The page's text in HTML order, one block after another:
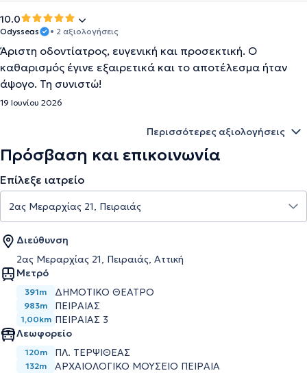
10.0
Odysseas • 2 αξιολογήσεις
Άριστη οδοντίατρος, ευγενική και προσεκτική. Ο
καθαρισμός έγινε εξαιρετικά και το αποτέλεσμα ήταν
άψογο. Τη συνιστώ!
19 Ιουνίου 2026
Περισσότερες αξιολογήσεις
Πρόσβαση και επικοινωνία
Επίλεξε ιατρείο
Διεύθυνση
2ας Μεραρχίας 21, Πειραιάς, Αττική
Μετρό
391m ΔΗΜΟΤΙΚΟ ΘΕΑΤΡΟ
983m ΠΕΙΡΑΙΑΣ
1,00km ΠΕΙΡΑΙΑΣ 3
Λεωφορείο
120m ΠΛ. ΤΕΡΨΙΘΕΑΣ
132m ΑΡΧΑΙΟΛΟΓΙΚΟ ΜΟΥΣΕΙΟ ΠΕΙΡΑΙΑ